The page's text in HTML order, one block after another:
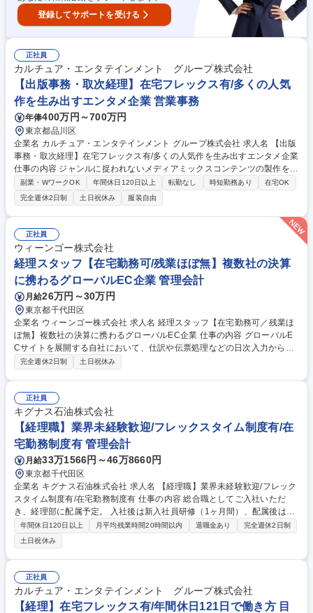
登録してサポートを受ける
正社員
カルチュア・エンタテインメント グループ株式会社
【出版事務・取次経理】在宅フレックス有/多くの人気
作を生み出すエンタメ企業 営業事務
年俸400万円～700万円
東京都品川区
企業名 カルチュア・エンタテインメント グループ株式会社 求人名 【出版
事務・取次経理】在宅フレックス有/多くの人気作を生み出すエンタメ企業
仕事の内容 ジャンルに捉われないメディアミックスコンテンツの製作を行
い、多くの人気TVアニメ企画を進行させている同社にて、作品を世に広め
る要となる出版事務と取次経理業務全般をお任せします。 在庫管理から売
上・返品管理、請求業務まで幅広く携わり、営業サポートや電話対応を通
じてスムーズな出版流通を支えるポジションです。 【業務内容】■書籍出
版流通業務全般（在庫管理、出入庫指示、委託先倉庫管理）■取次売上管
理業務全般（取次売上、返品管理、伝票管理）■請求業務全般（取次売
上、直販売上）■注文書作成および入力業務■電話対応および営業サポート
業務■その他付随する事務業務 募集職種 【出版事務・取次経理】在宅フレ
ックス有/多くの人気作を生み出すエンタメ企業
副業・WワークOK 年間休日120日以上 転勤なし 時短勤務あり
在宅OK
完全週休2日制
土日祝休み 服装自由
正社員
ウィーンゴー株式会社
経理スタッフ【在宅勤務可/残業ほぼ無】複数社の決算
に携わるグローバルEC企業 管理会計
月給26万円～30万円
東京都千代田区
企業名 ウィーンゴー株式会社 求人名 経理スタッフ【在宅勤務可／残業ほ
ぼ無】複数社の決算に携わるグローバルEC企業 仕事の内容 グローバルE
Cサイトを展開する自社において、仕訳や伝票処理などの日次入力から月
次・年次決算、国内外への支払手配、資金繰り管理、税理士対応まで、会
を担当します。 ■具体的には、仕訳や伝票処理、各チームの経費割合の算
出といった日次入力から、複数社の月次・年次決算業務、国内外への支払
手配、資金繰り管理、税理士対応、契約書押印等の庶務サポートまで幅広
くお任せ。現メンバーが経費精算などを対応するため、専念して業務フロ
ー改善等にチームで挑めます。 募集職種 経理スタッフ【在宅勤務可／残
業ほぼ無】複数社の決算に携わるグローバルEC企業
完全週休2日制 土日祝休み
正社員
キグナス石油株式会社
【経理職】業界未経験歓迎/フレックスタイム制度有/在
宅勤務制度有 管理会計
月給33万1566円～46万8660円
東京都千代田区
企業名 キグナス石油株式会社 求人名 【経理職】業界未経験歓迎/フレック
スタイム制度有/在宅勤務制度有 仕事の内容 総合職としてご入社いただ
き、経理部に配属予定。 入社後は新入社員研修（1ヶ月間）、配属後はOJ
Tや外部研修にて、無理なくスキルを身に付けていただける環境です。 当
社の経理職業務全般をお任せします。 ■日次・月次経理業務全般 ■仕訳入
力および帳簿管理 ■請求書処理、売掛金・買掛金管理 ■月次・年次決算業
務 ■税務対応および各種資料作成 ■予算管理 募集職種 【経理職】業界未経
験歓迎/フレックスタイム制度有/在宅勤務制度有
年間休日120日以上 月平均残業時間20時間以内 退職金あり
完全週休2日制
土日祝休み
正社員
カルチュア・エンタテインメント グループ株式会社
【経理】在宅フレックス有/年間休日121日で働き方 目